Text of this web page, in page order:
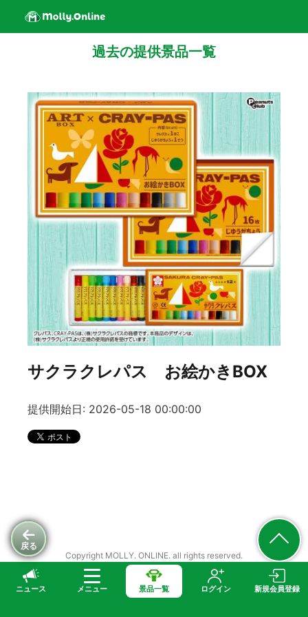
ニュース メニュー 景品一覧 ログイン 新規会員登録
戻る
過去の提供景品一覧
サクラクレパス お絵かきBOX
提供開始日: 2026-05-18 00:00:00
Copyright MOLLY. ONLINE. all rights reserved.